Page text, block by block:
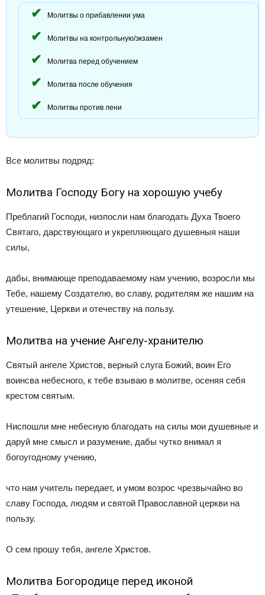
Молитвы о прибавлении ума
Молитвы на контрольную/экзамен
Молитва перед обучением
Молитва после обучения
Молитвы против лени
Все молитвы подряд:
Молитва Господу Богу на хорошую учебу
Преблагий Господи, низпосли нам благодать Духа Твоего
Святаго, дарствующаго и укрепляющаго душевныя наши
силы,
дабы, внимающе преподаваемому нам учению, возросли мы
Тебе, нашему Создателю, во славу, родителям же нашим на
утешение, Церкви и отечеству на пользу.
Молитва на учение Ангелу-хранителю
Святый ангеле Христов, верный слуга Божий, воин Его
воинсва небесного, к тебе взываю в молитве, осеняя себя
крестом святым.
Ниспошли мне небесную благодать на силы мои душевные и
даруй мне смысл и разумение, дабы чутко внимал я
богоугодному учению,
что нам учитель передает, и умом возрос чрезвычайно во
славу Господа, людям и святой Православной церкви на
пользу.
О сем прошу тебя, ангеле Христов.
Молитва Богородице перед иконой